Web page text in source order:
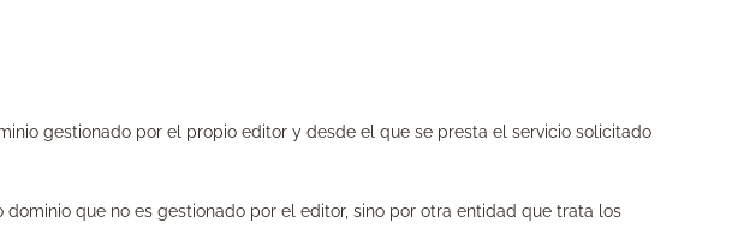
gestionado por el propio editor y desde el que se presta el servicio solicitado
que no es gestionado por el editor, sino por otra entidad que trata los